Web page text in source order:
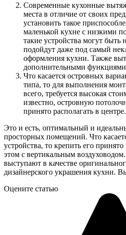
Современные кухонные
места в отличие от своих
установить такое
маленькой кухне с низкими
такие устройства могут быть
подойдут даже под самый
оформления кухни. Также
дополнительными
Что касается островных
типа, то для выполнения
всего, требуется высокая
известно, островную
принято располагать в центре.
Это и есть, оптимальный и
просторных помещений. Что
устройства, то крепить его
этом с вертикальным
выступают в качестве
дизайнерского украшения кухни.
Оцените статью